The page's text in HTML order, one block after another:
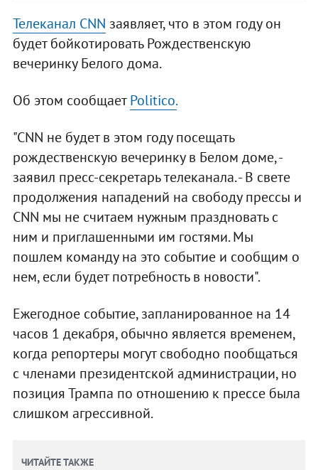
Телеканал CNN заявляет, что в этом году он
будет бойкотировать Рождественскую
вечеринку Белого дома.
Об этом сообщаетPolitico.
"CNN не будет в этом году посещать
рождественскую вечеринку в Белом доме, -
заявил пресс-секретарь телеканала. - В свете
продолжения нападений на свободу прессы и
CNN мы не считаем нужным праздновать с
ним и приглашенными им гостями. Мы
пошлем команду на это событие и сообщим о
нем, если будет потребность в новости".
Ежегодное событие, запланированное на 14
часов 1 декабря, обычно является временем,
когда репортеры могут свободно пообщаться
с членами президентской администрации, но
позиция Трампа по отношению к прессе была
слишком агрессивной.
ЧИТАЙТЕ ТАКЖЕ